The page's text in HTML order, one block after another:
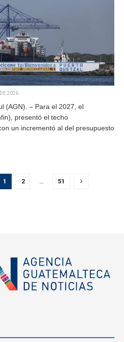
2026
(AGN). – Para el 2027, el
presentó el techo
un incrementó al del presupuesto
1 2 … 51